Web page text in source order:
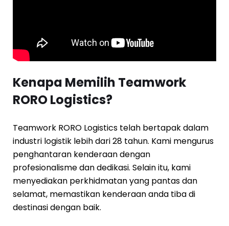
Kenapa Memilih Teamwork
RORO Logistics?
Teamwork RORO Logistics telah bertapak dalam
industri logistik lebih dari 28 tahun. Kami mengurus
penghantaran kenderaan dengan
profesionalisme dan dedikasi. Selain itu, kami
menyediakan perkhidmatan yang pantas dan
selamat, memastikan kenderaan anda tiba di
destinasi dengan baik.